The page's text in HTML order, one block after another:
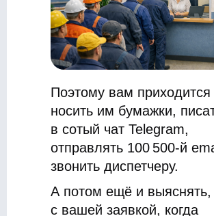
Поэтому вам приходится
носить им бумажки,
в сотый чат Telegram,
отправлять 100 500-й
звонить диспетчеру.
А потом ещё и выяснять,
с вашей заявкой, когда